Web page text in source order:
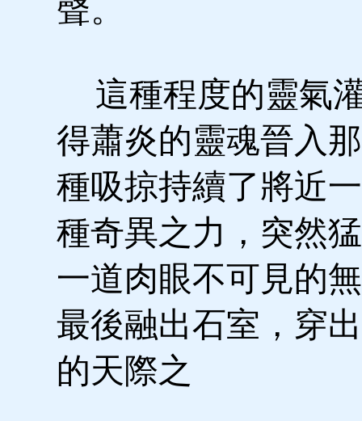
聲。
這種程度的靈氣
得蕭炎的靈魂晉入
種吸掠持續了將近
種奇異之力，突然
一道肉眼不可見的
最後融出石室，穿
的天際之